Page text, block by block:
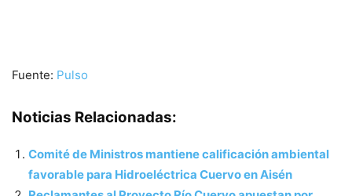
Fuente: Pulso
Noticias Relacionadas:
Comité de Ministros mantiene calificación ambiental
favorable para Hidroeléctrica Cuervo en Aisén